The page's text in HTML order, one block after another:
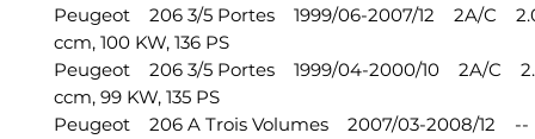
Peugeot 206 3/5 Portes 1999/06-2007/12 2A/C
ccm, 100 KW, 136 PS
Peugeot 206 3/5 Portes 1999/04-2000/10 2A/C
ccm, 99 KW, 135 PS
Peugeot 206 A Trois Volumes 2007/03-2008/12